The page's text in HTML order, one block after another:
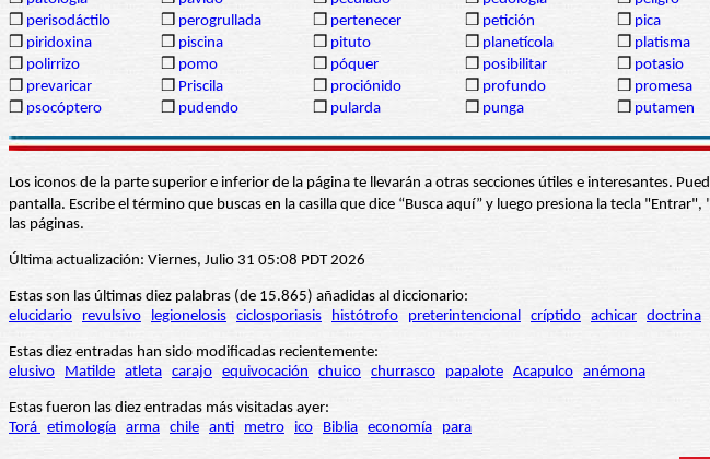
❒ perisodáctilo ❒ perogrullada ❒ pertenecer ❒ petición ❒ pica
❒ piridoxina ❒ piscina ❒ pituto ❒ planetícola ❒ platisma
❒ polirrizo ❒ pomo ❒ póquer ❒ posibilitar ❒ potasio
❒ prevaricar ❒ Priscila ❒ prociónido ❒ profundo ❒ promesa
❒ psocóptero ❒ pudendo ❒ pularda ❒ punga ❒ putamen
Los iconos de la parte superior e inferior de la página te llevarán a otras secciones útiles e interesantes.
pantalla. Escribe el término que buscas en la casilla que dice “Busca aquí” y luego presiona la tecla
las páginas.
Última actualización: Viernes, Julio 31 05:08 PDT 2026
Estas son las últimas diez palabras (de 15.865) añadidas al diccionario:
elucidario
revulsivo legionelosis ciclosporiasis histótrofo preterintencional críptido achicar doctrina
Estas diez entradas han sido modificadas recientemente:
elusivo
Matilde atleta carajo equivocación chuico churrasco papalote Acapulco anémona
Estas fueron las diez entradas más visitadas ayer:
Torá etimología arma chile anti metro ico Biblia economía para